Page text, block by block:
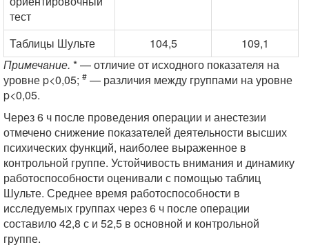
тест
Таблицы Шульте
104,5
109,1
Примечание. * — отличие от исходного показателя на
уровне p<0,05; # — различия между группами на уровне
p<0,05.
Через 6 ч после проведения операции и анестезии
отмечено снижение показателей деятельности высших
психических функций, наиболее выраженное в
контрольной группе. Устойчивость внимания и динамику
работоспособности оценивали с помощью таблиц
Шульте. Среднее время работоспособности в
исследуемых группах через 6 ч после операции
составило 42,8 с и 52,5 в основной и контрольной
группе.